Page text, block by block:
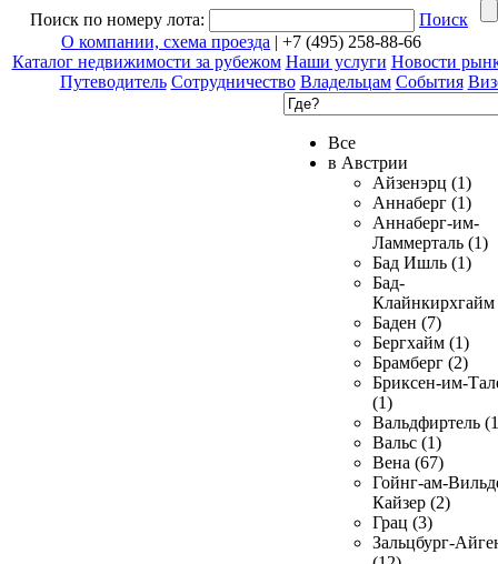
Поиск по номеру лота:
Поиск
О компании, схема проезда | +7 (495) 258-88-66
Каталог недвижимости за рубежом Наши услуги Новости
Путеводитель Сотрудничество Владельцам События
Все
в Австрии
Айзенэрц (1)
Аннаберг (1)
Аннаберг-им-
Ламмерталь (1)
Бад Ишль (1)
Бад-
Клайнкирхгайм
Баден (7)
Бергхайм (1)
Брамберг (2)
Бриксен-им-
(1)
Вальдфиртель
Вальс (1)
Вена (67)
Гойнг-ам-
Кайзер (2)
Грац (3)
Зальцбург-